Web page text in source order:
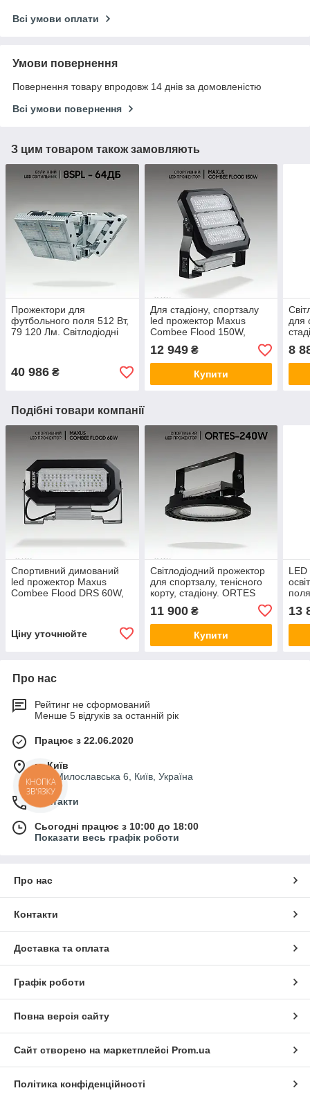
Всі умови оплати
Умови повернення
Повернення товару впродовж 14 днів за домовленістю
Всі умови повернення
З цим товаром також замовляють
Прожектори для
футбольного поля 512 Вт,
79 120 Лм. Світлодіодні
40 986 ₴
Для стадіону, спортзалу
led прожектор Maxus
Combee Flood 150W,
12 949₴
Купити
для
8
Подібні товари компанії
Спортивний димований
led прожектор Maxus
Combee Flood DRS 60W,
Ціну уточнюйте
Світлодіодний прожектор
для спортзалу, тенісного
корту, стадіону. ORTES
11 900₴
Купити
LED
13
Про нас
Рейтинг не сформований
Менше 5 відгуків за останній рік
Працює з 22.06.2020
м. Київ
вул. Милославська 6, Київ, Україна
Контакти
Сьогодні працює з 10:00 до 18:00
Показати весь графік роботи
Про нас
Контакти
Доставка та оплата
Графік роботи
Повна версія сайту
Сайт створено на маркетплейсі Prom.ua
Політика конфіденційності
КНОПКА
ЗВ'ЯЗКУ